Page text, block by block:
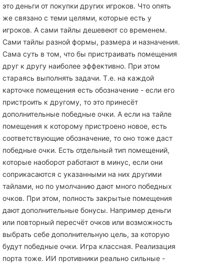
это деньги от покупки других игроков. Что опять
же связано с теми целями, которые есть у
игроков. А сами тайлы дешевеют со временем.
Сами тайлы разной формы, размера и назначения.
Сама суть в том, что бы пристраивать помещения
друг к другу наиболее эффективно. При этом
стараясь выполнять задачи. Т.е. на каждой
карточке помещения есть обозначение - если его
пристроить к другому, то это принесёт
дополнительные победные очки. А если на тайле
помещения к которому пристроено новое, есть
соответствующие обозначение, то оно тоже даст
победные очки. Есть отдельный тип помещений,
которые наоборот работают в минус, если они
соприкасаются с указанными на них другими
тайлами, но по умолчанию дают много победных
очков. При этом, полность закрытые помещения
дают дополнительные бонусы. Например деньги
или повторный пересчёт очков или возможность
выбрать себе дополнительную цель, за которую
будут победные очки. Игра классная. Реализация
порта тоже. ИИ противники реально сильные -